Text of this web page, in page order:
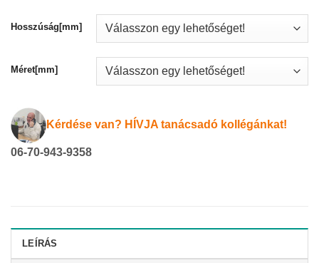
Hosszúság[mm]
Méret[mm]
Kérdése van? HÍVJA tanácsadó kollégánkat!
06-70-943-9358
LEÍRÁS